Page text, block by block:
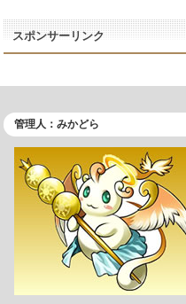
スポンサーリンク
管理人：みかどら